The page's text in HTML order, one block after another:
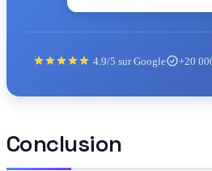
4.9/5 sur Google +20
Conclusion